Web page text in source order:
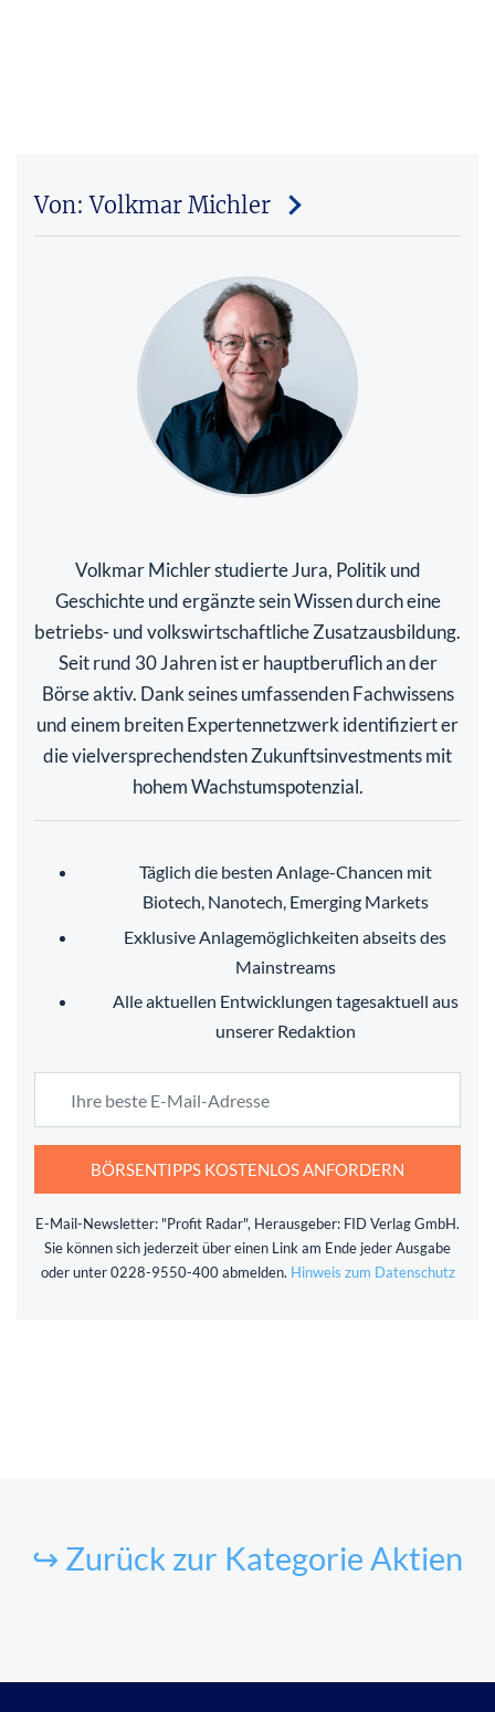
Von: Volkmar Michler
Volkmar Michler studierte Jura, Politik und
Geschichte und ergänzte sein Wissen durch eine
betriebs- und volkswirtschaftliche Zusatzausbildung.
Seit rund 30 Jahren ist er hauptberuflich an der
Börse aktiv. Dank seines umfassenden Fachwissens
und einem breiten Expertennetzwerk identifiziert er
die vielversprechendsten Zukunftsinvestments mit
hohem Wachstumspotenzial.
Täglich die besten Anlage-Chancen mit
Biotech, Nanotech, Emerging Markets
Exklusive Anlagemöglichkeiten abseits des
Mainstreams
Alle aktuellen Entwicklungen tagesaktuell aus
unserer Redaktion
BÖRSENTIPPS KOSTENLOS ANFORDERN
E-Mail-Newsletter: "Profit Radar", Herausgeber: FID Verlag GmbH.
Sie können sich jederzeit über einen Link am Ende jeder Ausgabe
oder unter 0228-9550-400 abmelden. Hinweis zum Datenschutz
↪ Zurück zur Kategorie Aktien